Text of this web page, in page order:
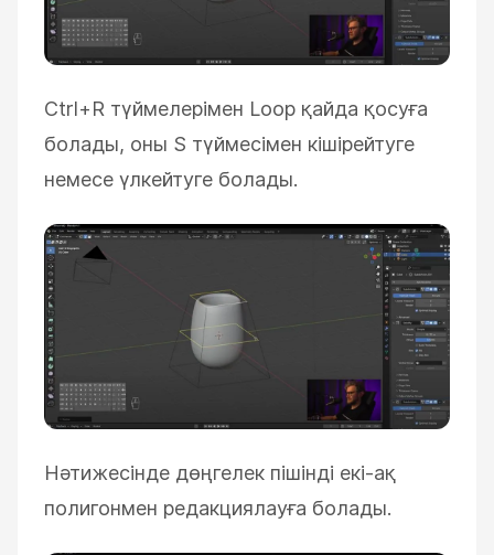
Ctrl+R түймелерімен Loop қайда қосуға
болады, оны S түймесімен кішірейтуге
немесе үлкейтуге болады.
Нәтижесінде дөңгелек пішінді екі-ақ
полигонмен редакциялауға болады.